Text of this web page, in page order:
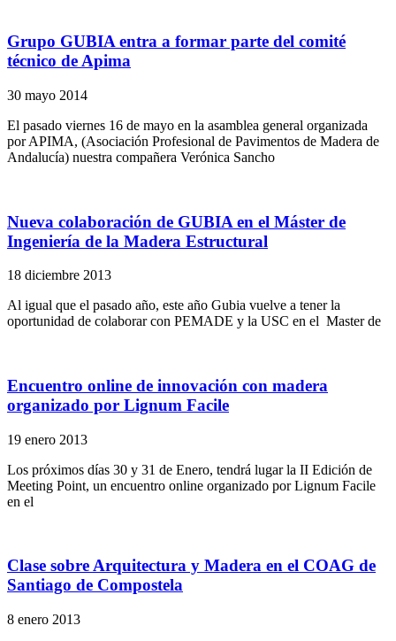
Grupo GUBIA entra a formar parte del comité
técnico de Apima
30 mayo 2014
El pasado viernes 16 de mayo en la asamblea general organizada
por APIMA, (Asociación Profesional de Pavimentos de Madera de
Andalucía) nuestra compañera Verónica Sancho
Nueva colaboración de GUBIA en el Máster de
Ingeniería de la Madera Estructural
18 diciembre 2013
Al igual que el pasado año, este año Gubia vuelve a tener la
oportunidad de colaborar con PEMADE y la USC en el Master de
Encuentro online de innovación con madera
organizado por Lignum Facile
19 enero 2013
Los próximos días 30 y 31 de Enero, tendrá lugar la II Edición de
Meeting Point, un encuentro online organizado por Lignum Facile
en el
Clase sobre Arquitectura y Madera en el COAG de
Santiago de Compostela
8 enero 2013